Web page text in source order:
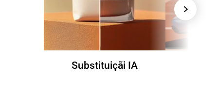
Substituiçãi IA